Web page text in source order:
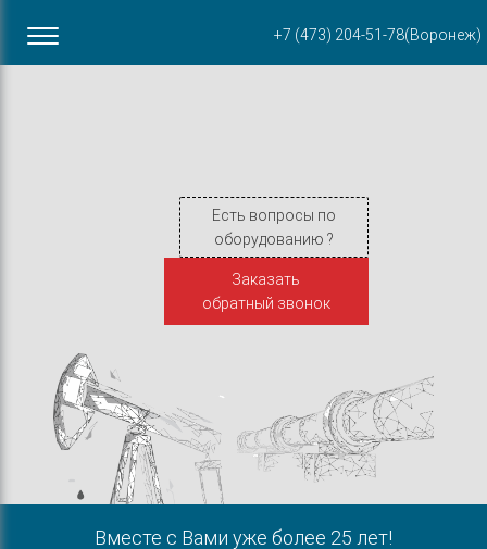
+7 (473) 204-51-78(Воронеж)
ул. Пирогова, 87Б
Есть вопросы по
оборудованию ?
Заказать
обратный звонок
Вместе с Вами уже более 25 лет!